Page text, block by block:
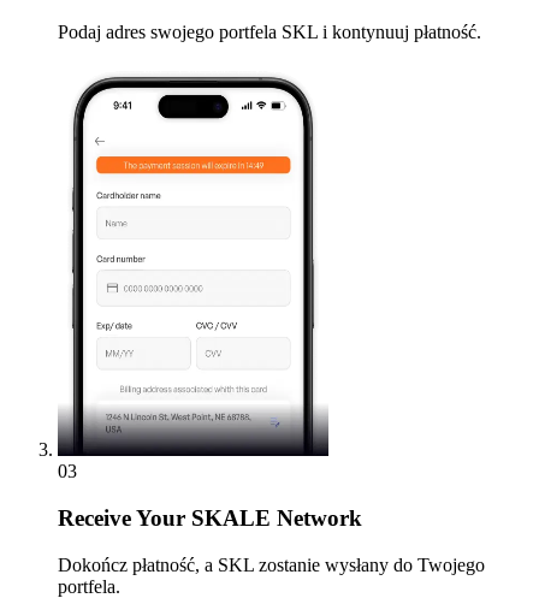
Podaj adres swojego portfela SKL i kontynuuj płatność.
03
ReceiveYour SKALE Network
Dokończ płatność, a SKL zostanie wysłany do Twojego
portfela.